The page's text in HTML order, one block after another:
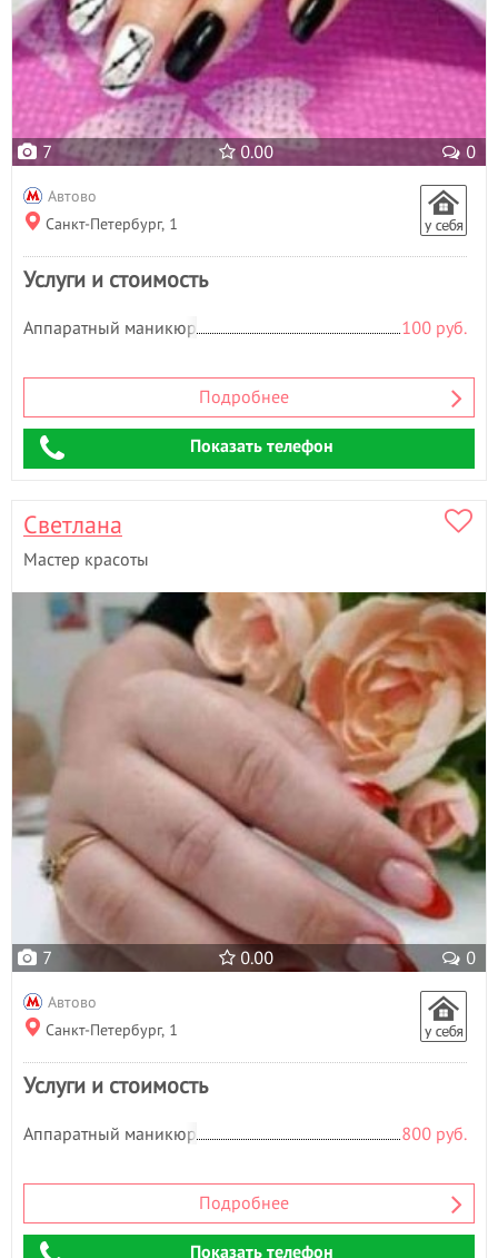
Спортивный массаж
- 1
Т
Татуаж- 9
У
Увеличение губ- 1
Ф
Фитнесс массаж
Ч
Чистка лица- 1
Ш
Шугаринг - 2
Эпиляция- 4
7 0.00 0
Автово
Санкт-Петербург, 1
Услуги и стоимость
Аппаратный маникюр 100 руб.
Подробнее
Показать телефон
Светлана
Мастер красоты
7 0.00 0
Автово
Санкт-Петербург, 1
Услуги и стоимость
Аппаратный маникюр 800 руб.
Подробнее
Показать телефон